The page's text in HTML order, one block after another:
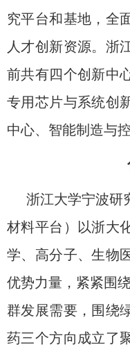
究平台和基地，全
人才创新资源。 浙
前共有四个创新中
专用芯片与系统创
中心、 智能制造与
浙江大学宁波研
材料平台）以浙大
学、高分子、生物
优势力量，紧紧围
群发展需要 ，围绕
药三个方向成立了